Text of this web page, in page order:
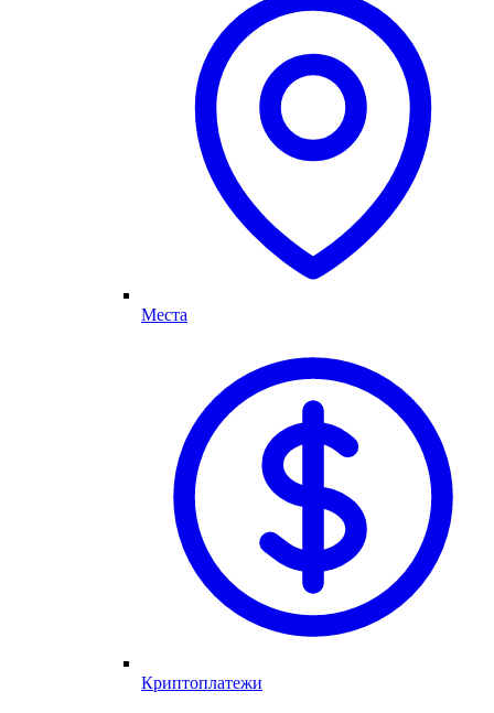
Места
Криптоплатежи